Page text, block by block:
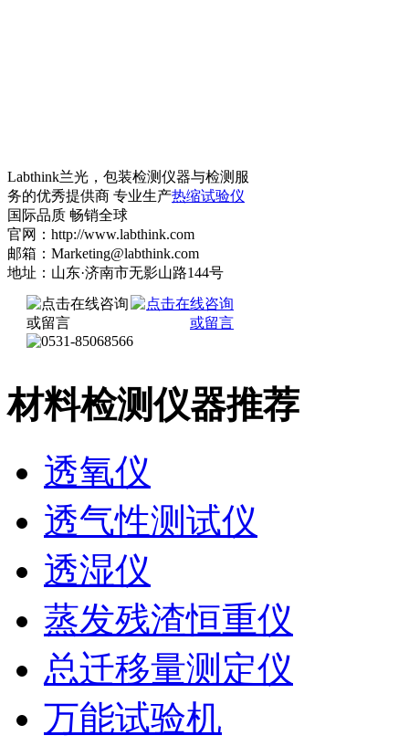
Labthink兰光，包装检测仪器与检测服
务的优秀提供商 专业生产热缩试验仪
国际品质 畅销全球
官网：http://www.labthink.com
邮箱：Marketing@labthink.com
地址：山东·济南市无影山路144号
材料检测仪器推荐
透氧仪
透气性测试仪
透湿仪
蒸发残渣恒重仪
总迁移量测定仪
万能试验机